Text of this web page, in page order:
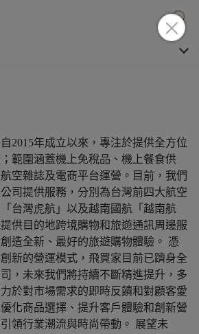
2015年成立以來，專注於提供全方位
範圍涵蓋機上免稅品、機上餐食供
空雜誌及電商平台運營。目前，我們
司提供服務，分別為台灣前四大航空
台灣虎航」以及越南國航「越南航
供目的地跨境購物和旅遊通訊周邊服
造全新、最好的旅遊購物體驗。 憑
新的營運模式，飛買家目前已躋身全
，未來我們將持續不斷精進提升，多
於對市場需求的即時反饋和對顧客愛
化商品選擇、提升客戶體驗和創新營
領行業潮流與時尚帶動。 展望未